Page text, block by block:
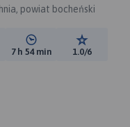
powiat bocheński
spadków:Średni czas potrzebny
7 h 54 min Ocena
1.0/6